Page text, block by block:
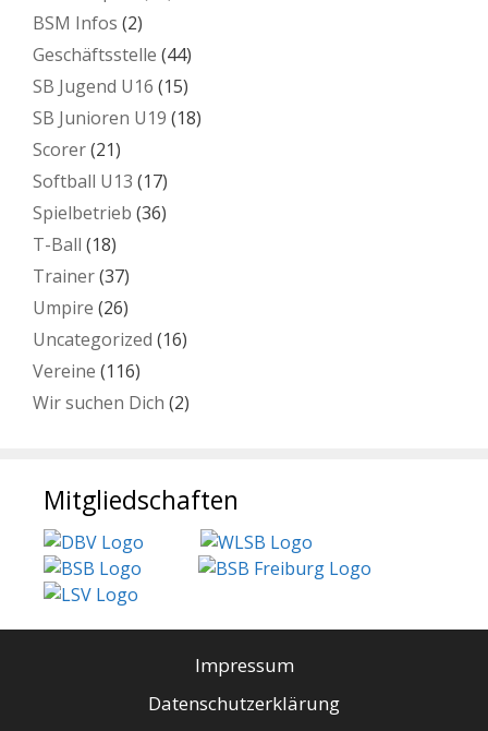
BSM Infos (2)
Geschäftsstelle (44)
SB Jugend U16 (15)
SB Junioren U19 (18)
Scorer(21)
Softball U13 (17)
Spielbetrieb (36)
T-Ball (18)
Trainer(37)
Umpire (26)
Uncategorized (16)
Vereine (116)
Wir suchen Dich (2)
Mitgliedschaften
Impressum
Datenschutzerklärung